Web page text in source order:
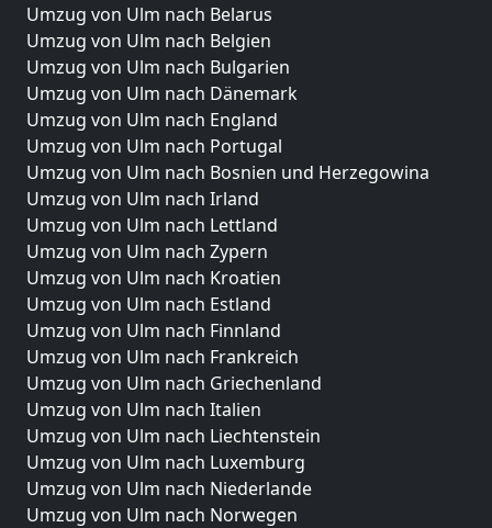
Umzug von Ulm nach Belarus
Umzug von Ulm nach Belgien
Umzug von Ulm nach Bulgarien
Umzug von Ulm nach Dänemark
Umzug von Ulm nach England
Umzug von Ulm nach Portugal
Umzug von Ulm nach Bosnien und Herzegowina
Umzug von Ulm nach Irland
Umzug von Ulm nach Lettland
Umzug von Ulm nach Zypern
Umzug von Ulm nach Kroatien
Umzug von Ulm nach Estland
Umzug von Ulm nach Finnland
Umzug von Ulm nach Frankreich
Umzug von Ulm nach Griechenland
Umzug von Ulm nach Italien
Umzug von Ulm nach Liechtenstein
Umzug von Ulm nach Luxemburg
Umzug von Ulm nach Niederlande
Umzug von Ulm nach Norwegen